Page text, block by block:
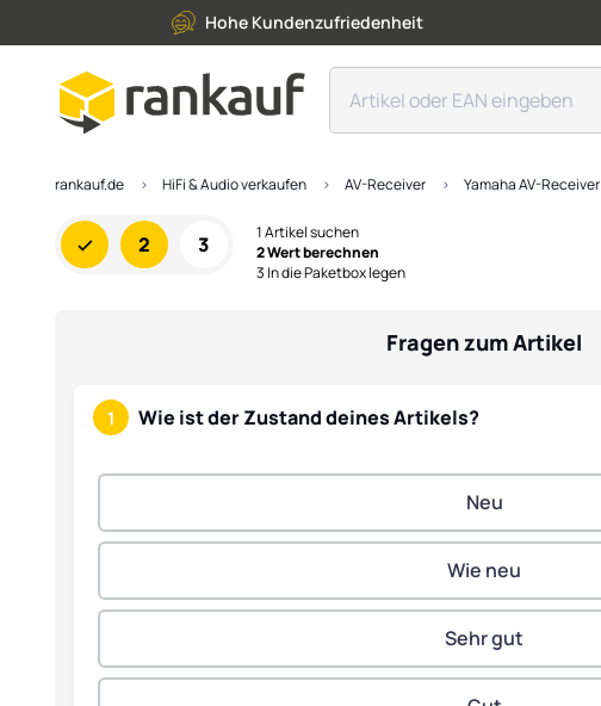
Hohe Kundenzufriedenheit
rankauf.de HiFi & Audio verkaufen AV-Receiver Yamaha AV-Receiver
2 3
1 Artikel suchen
2 Wert berechnen
3 In die Paketbox legen
Fragen zum Artikel
1 Wie ist der Zustand deines Artikels?